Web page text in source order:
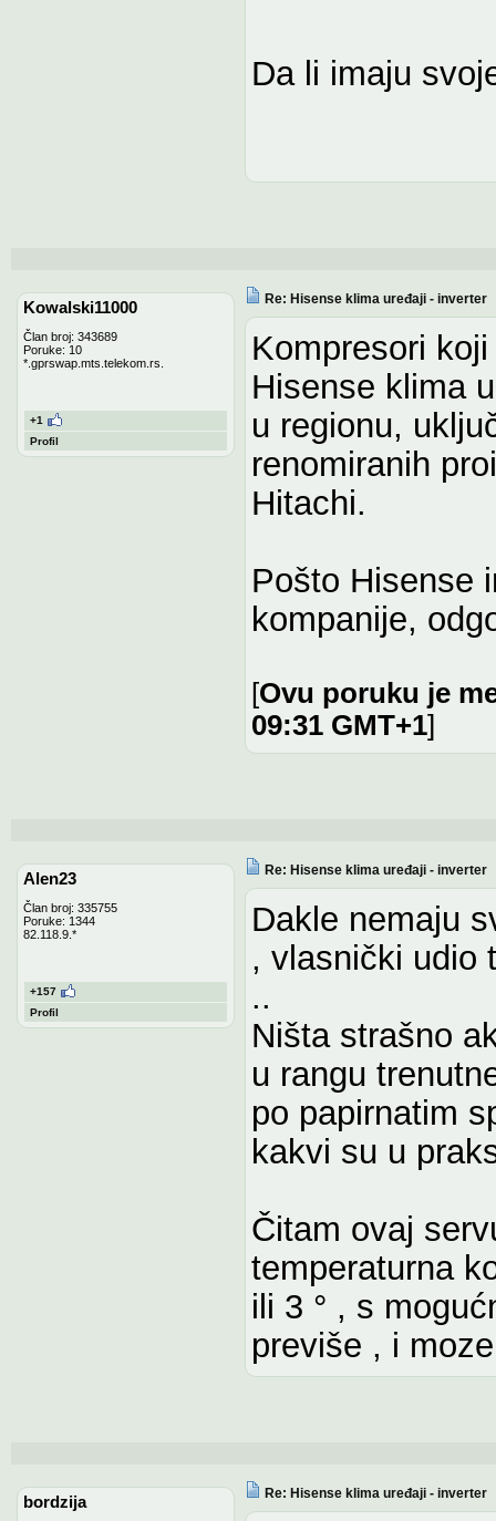
Da li imaju
Kowalski11000
Član broj: 343689
Poruke: 10
*.gprswap.mts.telekom.rs.
+1
Profil
Re: Hisense klima uređaji - inverter
Kompresori
Hisense klima
u regionu,
renomiranih
Hitachi.
Pošto Hisense
kompanije,
[Ovu poruku je
09:31 GMT+1]
Alen23
Član broj: 335755
Poruke: 1344
82.118.9.*
+157
Profil
Re: Hisense klima uređaji - inverter
Dakle nemaju
, vlasnički udio
..
Ništa strašno
u rangu
po papirnatim
kakvi su u
Čitam ovaj
temperaturna
ili 3 ° , s
previše , i
bordzija
Re: Hisense klima uređaji - inverter